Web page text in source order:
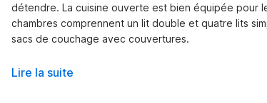
détendre. La cuisine ouverte est bien équipée pour
chambres comprennent un lit double et quatre lits
sacs de couchage avec couvertures.
Lire la suite